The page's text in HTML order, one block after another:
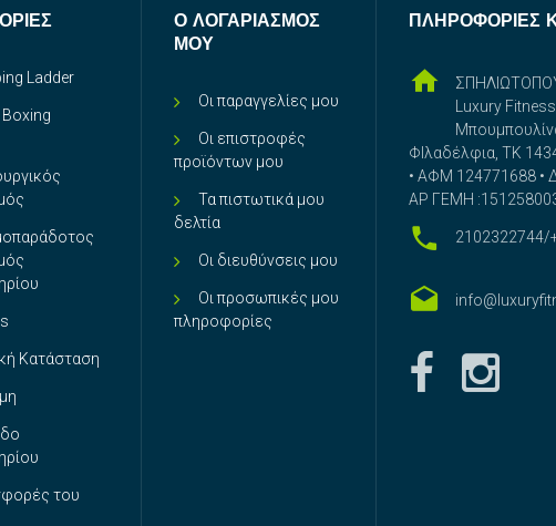
Ladder
Boxing
Κατάσταση
του
Ο ΛΟΓΑΡΙΑΣΜΌΣ
ΜΟΥ
Οι παραγγελίες μου
Οι επιστροφές
προϊόντων μου
Τα πιστωτικά μου
δελτία
Οι διευθύνσεις μου
Οι προσωπικές μου
πληροφορίες
ΠΛΗΡΟΦΟΡΊΕΣ
Luxury
ΦΙλαδέλφια, ΤΚ
• ΑΦΜ 124771688 •
ΑΡ ΓΕΜΗ
2102322744/